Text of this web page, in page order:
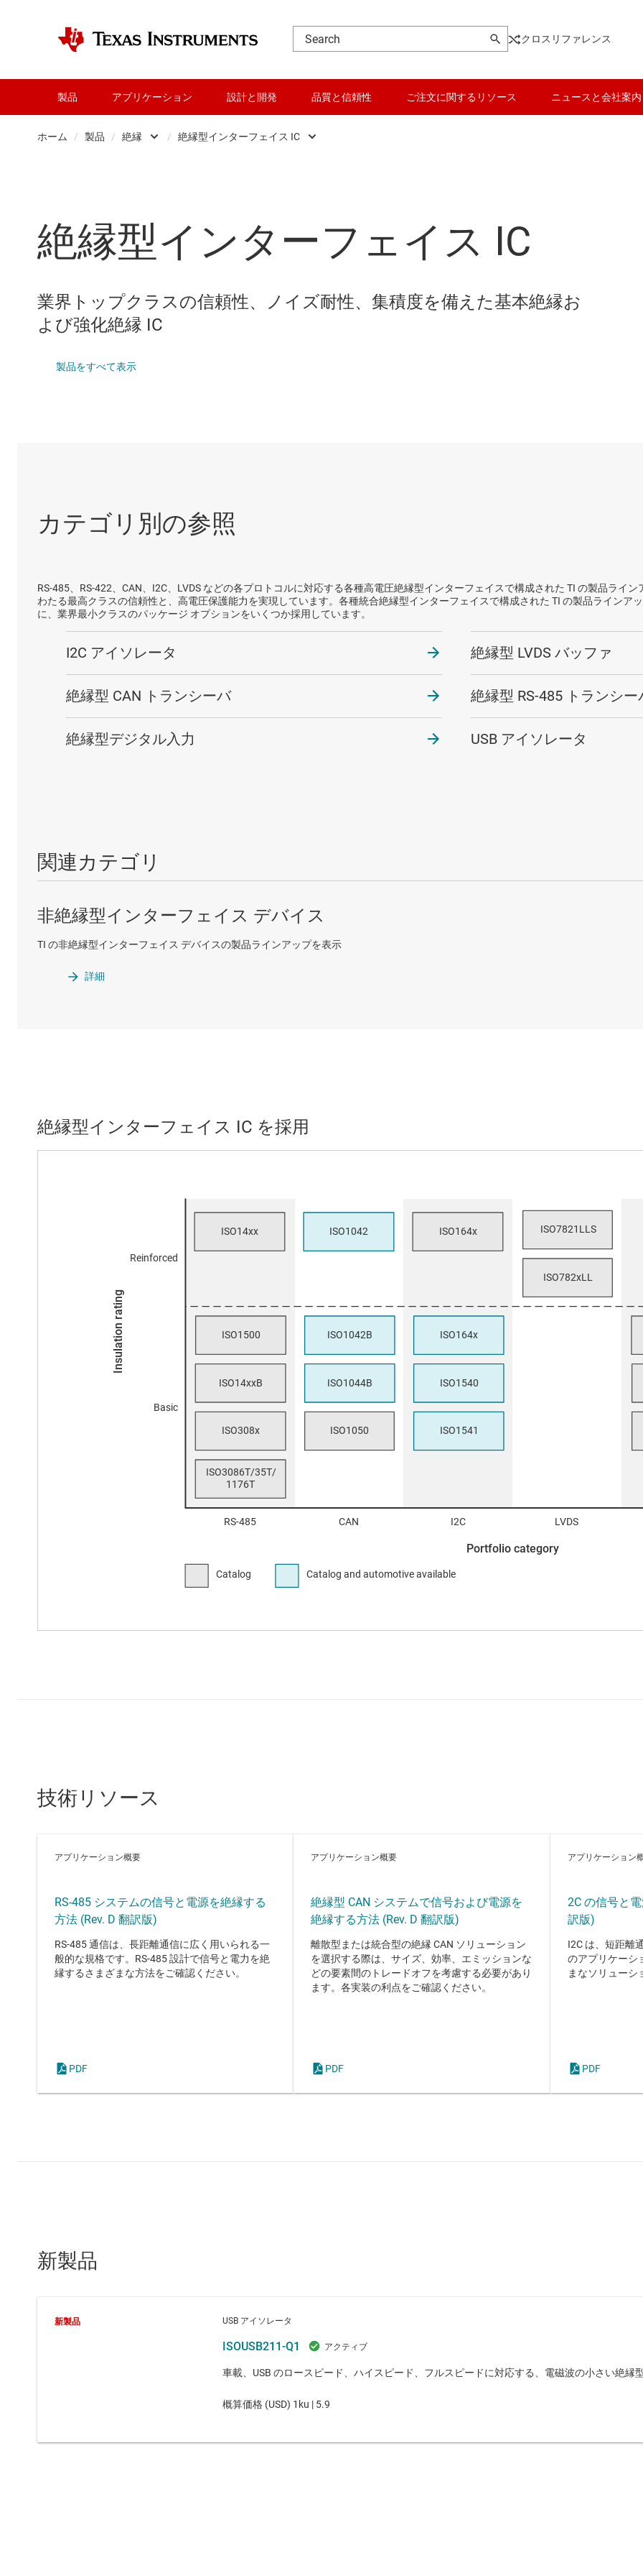
クロスリファレンス
製品 アプリケーション 設計と開発 品質と信頼性 ご注文に関するリソース ニュースと会社案内
ホーム / 製品 / 絶縁
クロックとタイミング
データ コンバータ
ダイ / ウェハー サービス
モータ ドライバ
RF とマイクロ波
/ 絶縁型インターフェイス IC
絶縁型アンプ
絶縁型コンパレータ
絶縁型ゲート ドライバ
フォトカプラ エミュレータ
ソリッドステート リレー (半導
絶縁型インターフェイス IC
業界トップクラスの信頼性、ノイズ耐性、集積度を備えた基本絶縁お
よび強化絶縁 IC
製品をすべて表示
カテゴリ別の参照
RS-485、RS-422、CAN、I2C、LVDS などの各プロトコルに対応する各種高電圧絶縁型インターフェイスで構成された TI の製品ライ
わたる最高クラスの信頼性と、高電圧保護能力を実現しています。各種統合絶縁型インターフェイスで構成された TI の製品ラインア
に、業界最小クラスのパッケージ オプションをいくつか採用しています。
I2C アイソレータ
絶縁型 CAN トランシーバ
絶縁型デジタル入力
絶縁型 LVDS バッファ
絶縁型 RS-485 トランシー
USB アイソレータ
関連カテゴリ
非絶縁型インターフェイス デバイス
TI の非絶縁型インターフェイス デバイスの製品ラインアップを表示
詳細
絶縁型インターフェイス IC を採用
技術リソース
アプリケーション概要
RS-485 システムの信号と電源を絶縁する
方法 (Rev. D 翻訳版)
RS-485 通信は、長距離通信に広く用いられる一
般的な規格です。RS-485 設計で信号と電力を絶
縁するさまざまな方法をご確認ください。
PDF
アプリケーション概要
絶縁型 CAN システムで信号および電源を
絶縁する方法 (Rev. D 翻訳版)
離散型または統合型の絶縁 CAN ソリューション
を選択する際は、サイズ、効率、エミッションな
どの要素間のトレードオフを考慮する必要があり
ます。各実装の利点をご確認ください。
PDF
アプリケーション
2C の信号と
訳版)
I2C は、短距離
のアプリケーシ
まなソリューシ
PDF
新製品
新製品 USB アイソレータ
ISOUSB211-Q1
車載、USB のロースピード、ハイスピード、フルスピードに対応する、電磁波の小さい絶縁
概算価格 (USD) 1ku | 5.9